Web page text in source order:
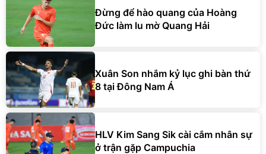
Đừng để hào quang của Hoàng
Đức làm lu mờ Quang Hải
Xuân Son nhắm kỷ lục ghi bàn thứ
8 tại Đông Nam Á
HLV Kim Sang Sik cài cắm nhân sự
ở trận gặp Campuchia